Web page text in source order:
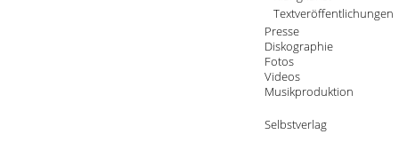
Textveröffentlichungen
Presse
Diskographie
Fotos
Videos
Musikproduktion
Selbstverlag